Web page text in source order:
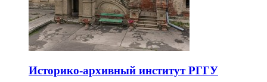
Историко-архивный институт РГГУ